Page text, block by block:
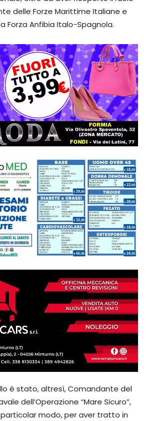
delle Forze Marittime Italiane e
Forza Anfibia Italo-Spagnola.
è stato, altresì, Comandante del
dell’Operazione “Mare Sicuro”,
modo, per aver tratto in